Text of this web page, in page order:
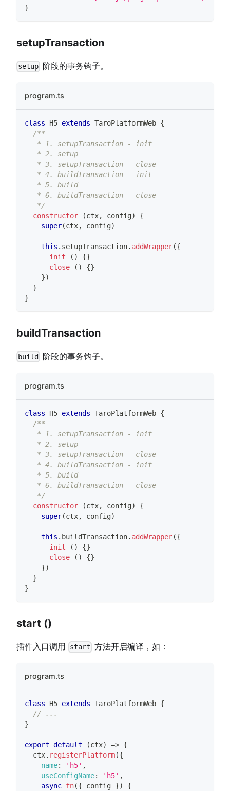
}
setupTransaction
setup 阶段的事务钩子。
program.ts
class H5 extends TaroPlatformWeb {
/**
   * 1. setupTransaction - init
   * 2. setup
   * 3. setupTransaction - close
   * 4. buildTransaction - init
   * 5. build
   * 6. buildTransaction - close
   */
constructor
(ctx, config)
{
super(ctx, config)
this . setupTransaction. addWrapper({
init
( ) {}
close
( ) {}
})
}
}
buildTransaction
build 阶段的事务钩子。
program.ts
class H5 extends TaroPlatformWeb {
/**
   * 1. setupTransaction - init
   * 2. setup
   * 3. setupTransaction - close
   * 4. buildTransaction - init
   * 5. build
   * 6. buildTransaction - close
   */
constructor
(ctx, config)
{
super(ctx, config)
this . buildTransaction. addWrapper({
init
( ) {}
close
( ) {}
})
}
}
start ()
插件入口调用 start 方法开启编译，如：
program.ts
class H5 extends TaroPlatformWeb {
// ...
}
export default (ctx) => {
  ctx
. registerPlatform({
name: 'h5' ,
useConfigName: 'h5' ,
async fn({ config })
{